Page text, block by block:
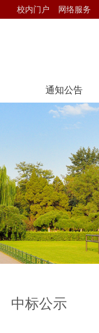
校内门户 网络服务
通知公告
中标公示